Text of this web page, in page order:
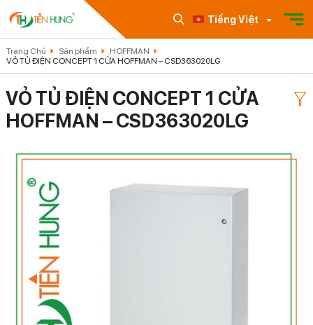
Tiếng Việt
Trang Chủ Sản phẩm
HOFFMAN
VỎ TỦ ĐIỆN CONCEPT 1 CỬA HOFFMAN – CSD363020LG
VỎ TỦ ĐIỆN CONCEPT 1 CỬA
HOFFMAN – CSD363020LG